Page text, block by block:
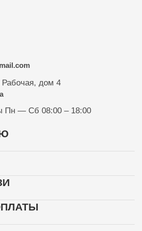
Рабочая, дом 4
Пн — Сб 08:00 – 18:00